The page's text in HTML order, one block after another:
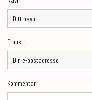
E-post:
Kommentar